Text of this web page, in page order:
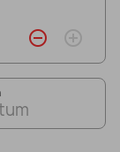
remove_circle_outline add_circle_outline